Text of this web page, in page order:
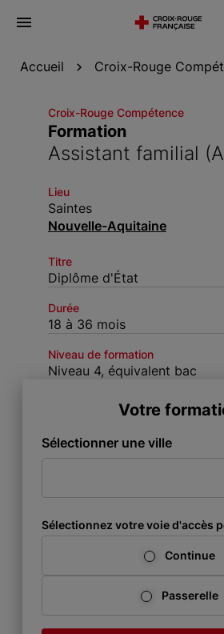
Ouvrir
Accueil Croix-Rouge
Croix-Rouge Compétence
Formation
Assistant familial
Lieu
Saintes
Nouvelle-Aquitaine
Titre
Diplôme d'État
Durée
18 à 36 mois
Niveau de formation
Niveau 4, équivalent bac
Votre
Sélectionner une ville
Sélectionnez votre voie d'accès
Continue
Passerelle